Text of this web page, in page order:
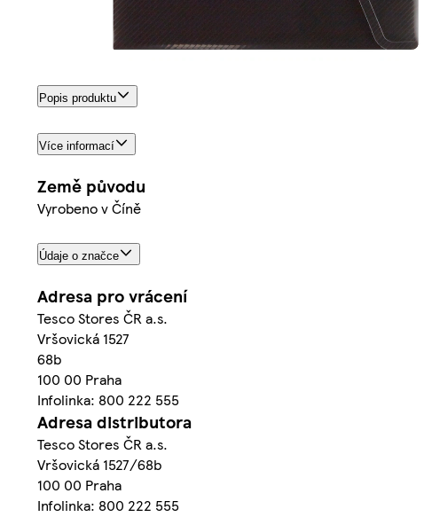
Popis produktu
Více informací
Země původu
Vyrobeno v Číně
Údaje o značce
Adresa pro vrácení
Tesco Stores ČR a.s.
Vršovická 1527
68b
100 00 Praha
Infolinka: 800 222 555
Adresa distributora
Tesco Stores ČR a.s.
Vršovická 1527/68b
100 00 Praha
Infolinka: 800 222 555